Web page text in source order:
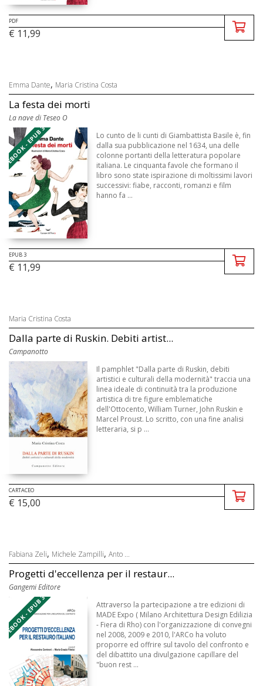
PDF
€ 11,99
Emma Dante, Maria Cristina Costa
La festa dei morti
La nave di Teseo O
EBOOK - EPUB 3
Lo cunto de li cunti di Giambattista Basile è, fin
dalla sua pubblicazione nel 1634, una delle
colonne portanti della letteratura popolare
italiana. Le cinquanta favole che formano il
libro sono state ispirazione di moltissimi lavori
successivi: fiabe, racconti, romanzi e film
hanno fa ...
EPUB 3
€ 11,99
Maria Cristina Costa
Dalla parte di Ruskin. Debiti artist...
Campanotto
Il pamphlet "Dalla parte di Ruskin, debiti
artistici e culturali della modernità" traccia una
linea ideale di continuità tra la produzione
artistica di tre figure emblematiche
dell'Ottocento, William Turner, John Ruskin e
Marcel Proust. Lo scritto, con una fine analisi
letteraria, si p ...
CARTACEO
€ 15,00
Fabiana Zeli, Michele Zampilli, Anto ...
Progetti d'eccellenza per il restaur...
Gangemi Editore
EBOOK - EPUB 3
Attraverso la partecipazione a tre edizioni di
MADE Expo ( Milano Architettura Design Edilizia
- Fiera di Rho) con l'organizzazione di convegni
nel 2008, 2009 e 2010, l'ARCo ha voluto
proporre ed offrire sul tavolo del confronto e
del dibattito una divulgazione capillare del
"buon rest ...